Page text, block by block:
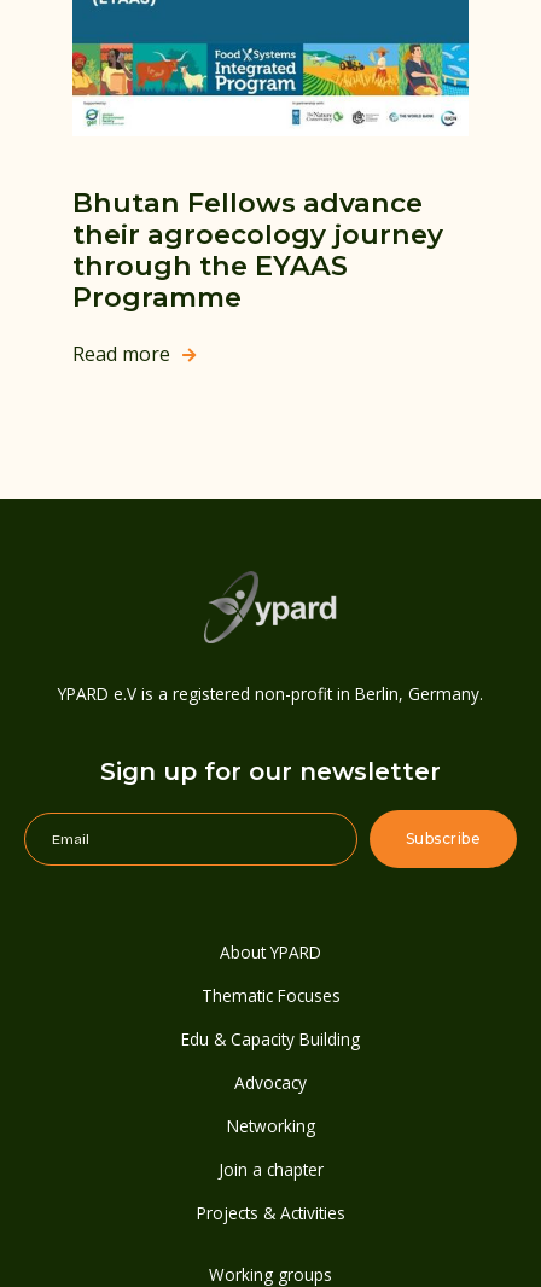
Bhutan Fellows advance
their agroecology journey
through the EYAAS
Programme
Read more 
YPARD e.V is a registered non-profit in Berlin, Germany.
Sign up for our newsletter
About YPARD
Thematic Focuses
Edu & Capacity Building
Advocacy
Networking
Join a chapter
Projects & Activities
Working groups